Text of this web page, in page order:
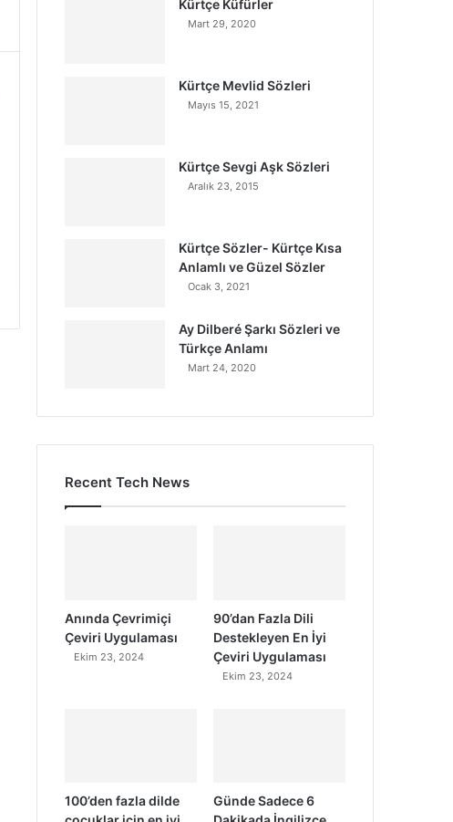
Kürtçe Küfürler
Mart 29, 2020
Kürtçe Mevlid Sözleri
Mayıs 15, 2021
Kürtçe Sevgi Aşk Sözleri
Aralık 23, 2015
Kürtçe Sözler- Kürtçe Kısa
Anlamlı ve Güzel Sözler
Ocak 3, 2021
Ay Dilberé Şarkı Sözleri ve
Türkçe Anlamı
Mart 24, 2020
Recent Tech News
Anında Çevrimiçi
Çeviri Uygulaması
Ekim 23, 2024
90’dan Fazla Dili
Destekleyen En İyi
Çeviri Uygulaması
Ekim 23, 2024
100’den fazla dilde
Günde Sadece 6